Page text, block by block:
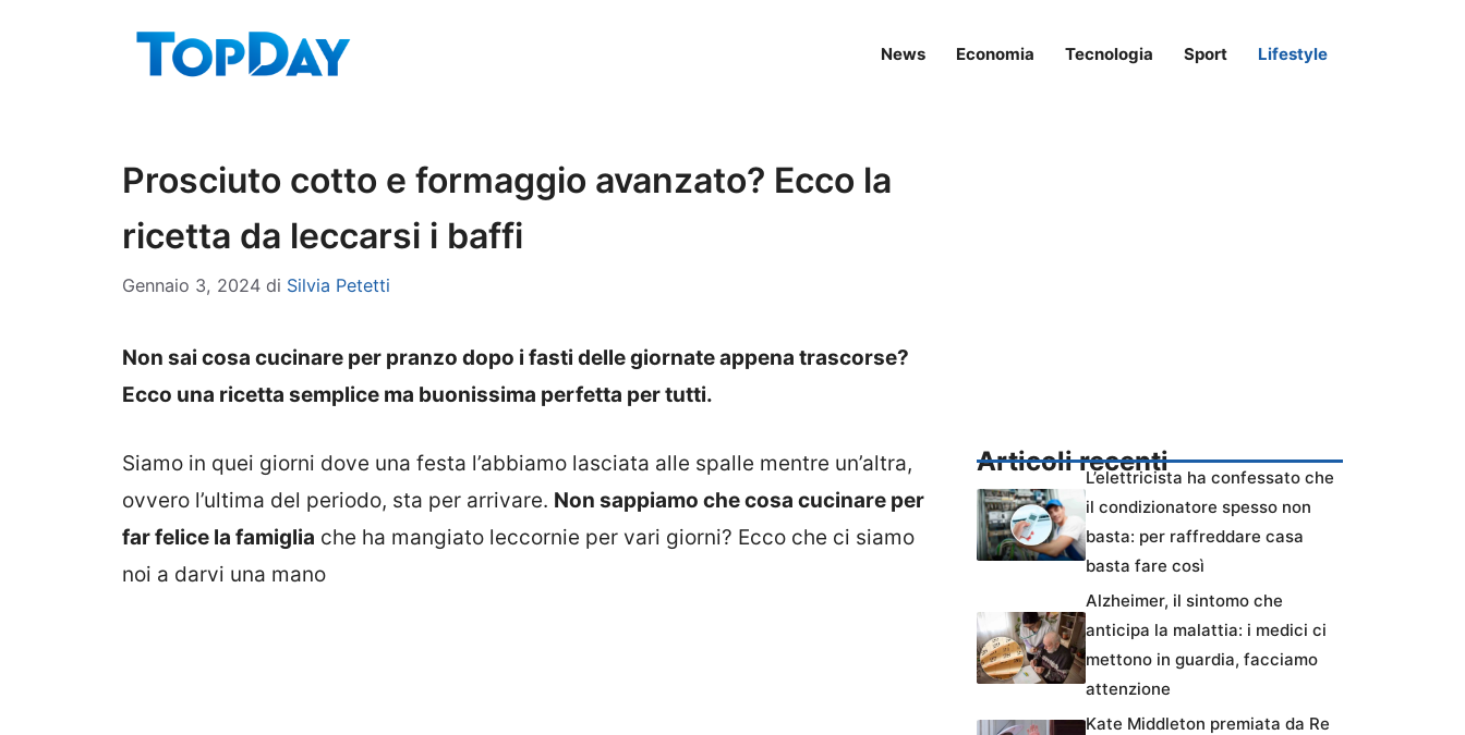
News Economia Tecnologia Sport Lifestyle
Prosciuto cotto e formaggio avanzato? Ecco la
ricetta da leccarsi i baffi
Gennaio 3, 2024 di Silvia Petetti
Non sai cosa cucinare per pranzo dopo i fasti delle giornate appena trascorse?
Ecco una ricetta semplice ma buonissima perfetta per tutti.
Siamo in quei giorni dove una festa l’abbiamo lasciata alle spalle mentre un’altra,
ovvero l’ultima del periodo, sta per arrivare. Non sappiamo che cosa cucinare per
far felice la famiglia che ha mangiato leccornie per vari giorni? Ecco che ci siamo
noi a darvi una mano
Articoli recenti
L’elettricista ha confessato che
il condizionatore spesso non
basta: per raffreddare casa
basta fare così
Alzheimer, il sintomo che
anticipa la malattia: i medici ci
mettono in guardia, facciamo
attenzione
Kate Middleton premiata da Re